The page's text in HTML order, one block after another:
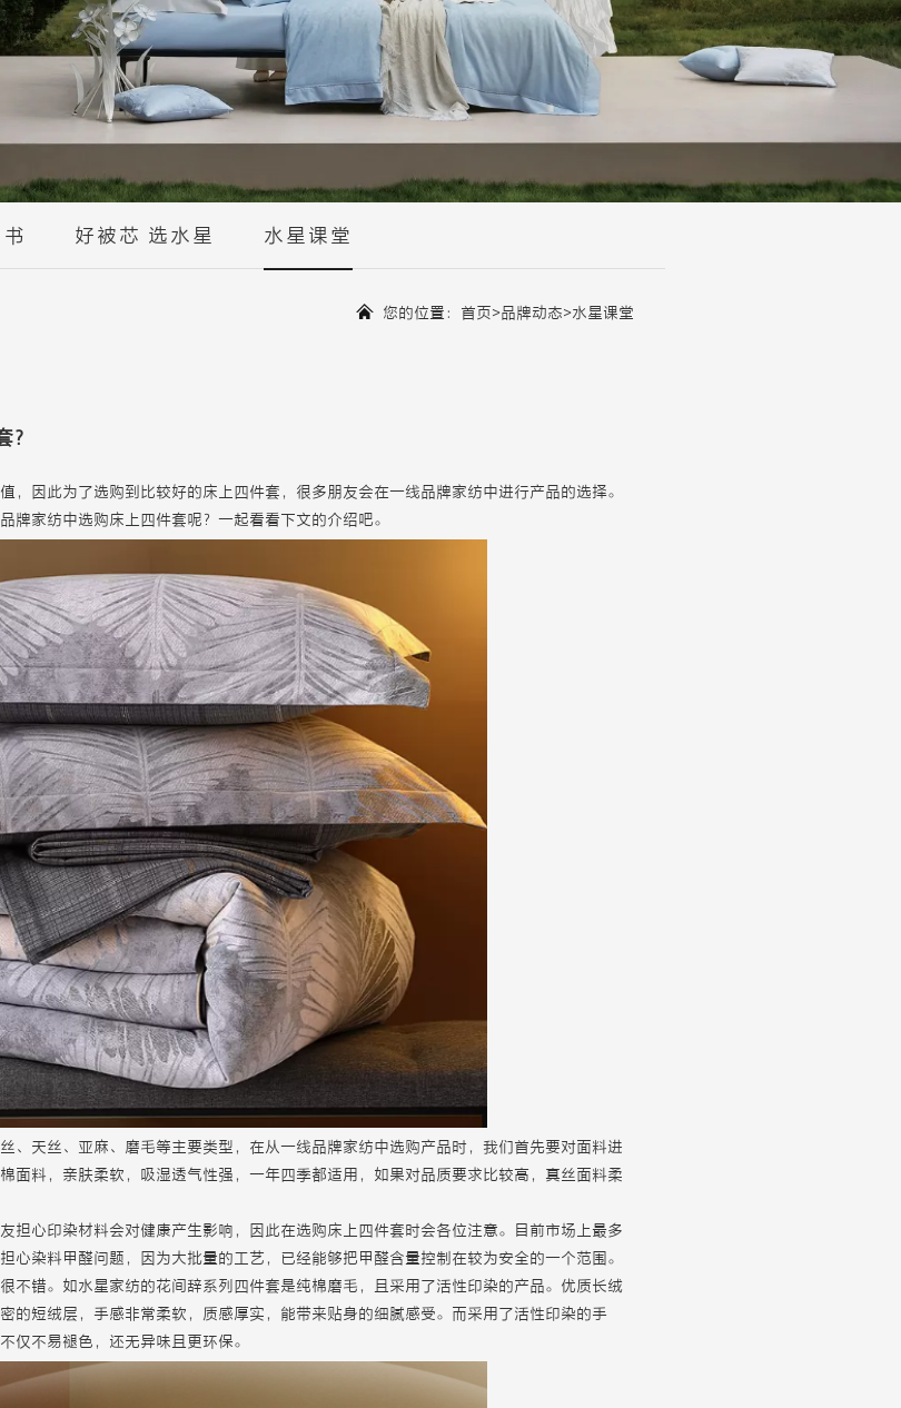
好被芯 选水星 水星课堂
您的位置： 首页 >品牌动态>水星课堂
？
，因此为了选购到比较好的床上四件套，很多朋友会在一线品牌家纺中进行产品的选择。
牌家纺中选购床上四件套呢？一起看看下文的介绍吧。
、天丝、亚麻、磨毛等主要类型，在从一线品牌家纺中选购产品时，我们首先要对面料进
面料，亲肤柔软，吸湿透气性强，一年四季都适用，如果对品质要求比较高，真丝面料柔
担心印染材料会对健康产生影响，因此在选购床上四件套时会各位注意。目前市场上最多
心染料甲醛问题，因为大批量的工艺，已经能够把甲醛含量控制在较为安全的一个范围。
不错。如水星家纺的花间辞系列四件套是纯棉磨毛，且采用了活性印染的产品。优质长绒
的短绒层，手感非常柔软，质感厚实，能带来贴身的细腻感受。而采用了活性印染的手
仅不易褪色，还无异味且更环保。